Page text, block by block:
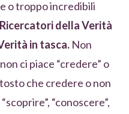
o troppo incredibili
della Verità
in tasca.Non
ci piace “credere” o
che credere o non
“conoscere”,